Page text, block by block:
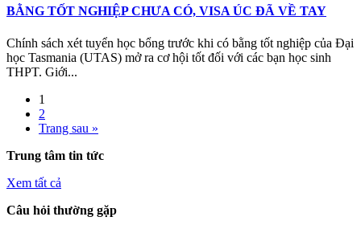
BẰNG TỐT NGHIỆP CHƯA CÓ, VISA ÚC ĐÃ VỀ TAY
Chính sách xét tuyển học bổng trước khi có bằng tốt nghiệp của Đại
học Tasmania (UTAS) mở ra cơ hội tốt đối với các bạn học sinh
THPT. Giới...
1
2
Trang sau »
Trung tâm tin tức
Xem tất cả
Câu hỏi thường gặp